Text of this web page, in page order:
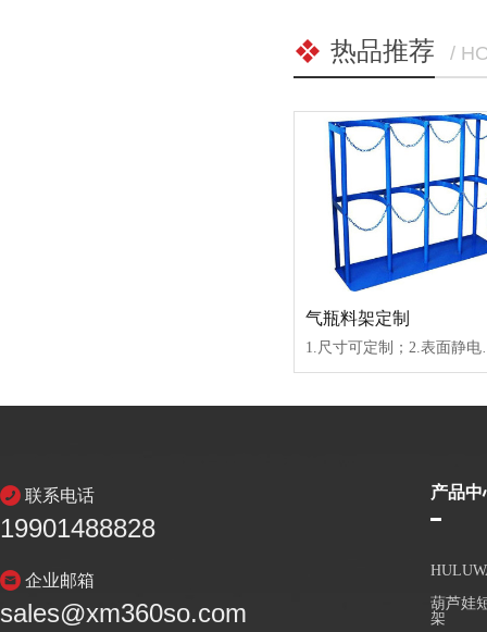
热品推荐 /
气瓶料架定制
联系电话
19901488828
企业邮箱
sales@xm360so.com
产品中
葫芦娃
架